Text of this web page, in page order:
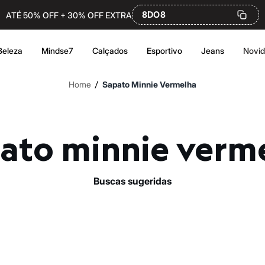
ATÉ 50% OFF + 30% OFF EXTRA 8DO8
Mindse7 Calçados Esportivo Jeans
Home / Sapato Minnie Vermelha
minnie
buscas sugeridas